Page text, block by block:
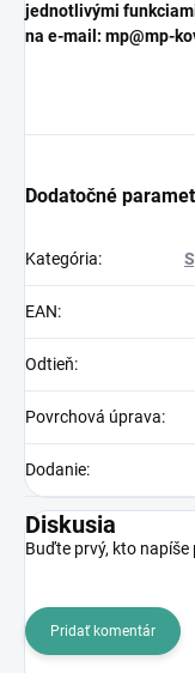
jednotlivými
na e-mail: mp@mp-
Dodatočné
Kategória:
EAN:
Odtieň:
Povrchová úprava:
Dodanie:
Diskusia
Buďte prvý, kto
Pridať komentár